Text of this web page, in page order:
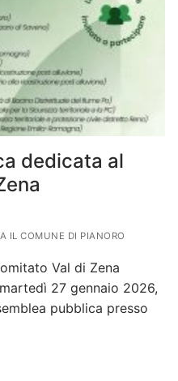
dedicata al
IL COMUNE DI PIANORO
Val di Zena
27 gennaio 2026,
pubblica presso